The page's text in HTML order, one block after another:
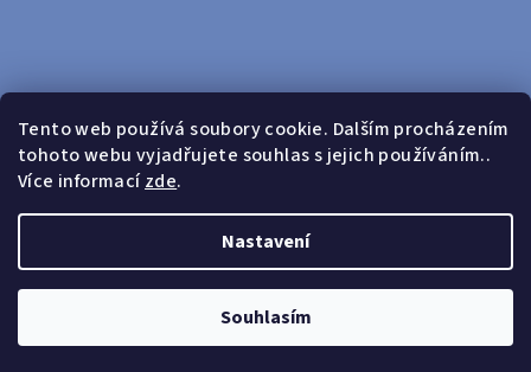
Tento web používá soubory cookie. Dalším procházením
tohoto webu vyjadřujete souhlas s jejich používáním..
Více informacízde.
Nastavení
Souhlasím
Sledovat na Instagramu
Doprava zdarma od 599 Kč
Vytvořil Shoptet